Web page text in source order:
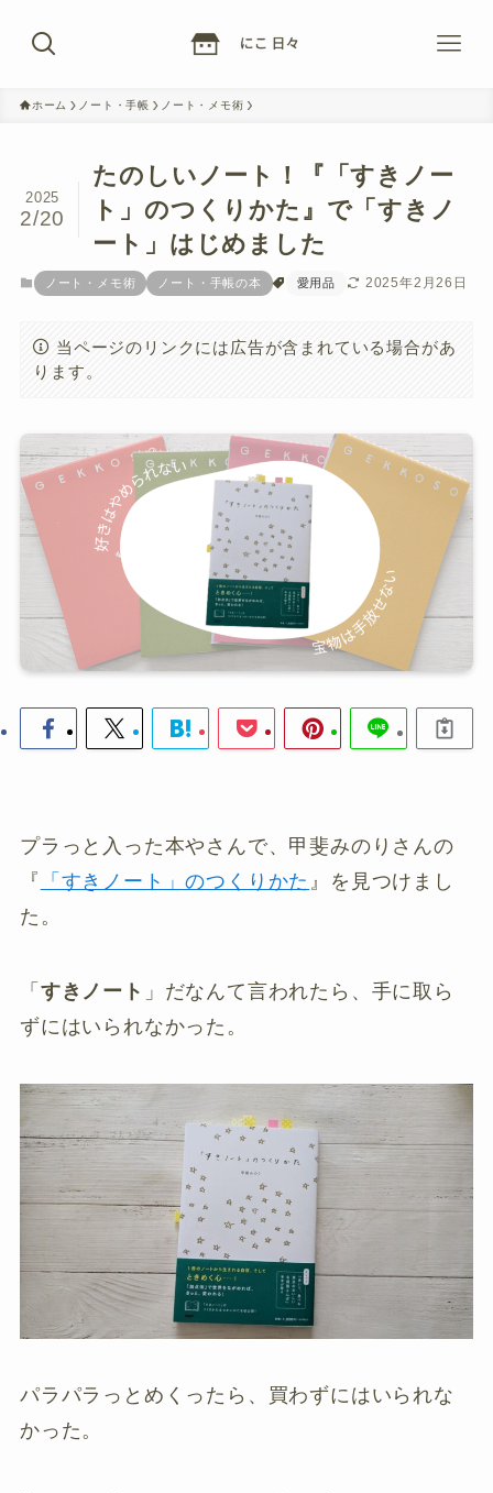
ホーム ノート・手帳 ノート・メモ術
たのしいノート！『「すきノー
ト」のつくりかた』で「すきノ
ート」はじめました
2025
2/20
ノート・メモ術 ノート・手帳の本 愛用品 2025年2月26日
当ページのリンクには広告が含まれている場合があ
ります。
プラっと入った本やさんで、甲斐みのりさんの
『
「すきノート」のつくりかた 』を見つけまし
た。
「 すきノート 」だなんて言われたら、手に取ら
ずにはいられなかった。
パラパラっとめくったら、買わずにはいられな
かった。